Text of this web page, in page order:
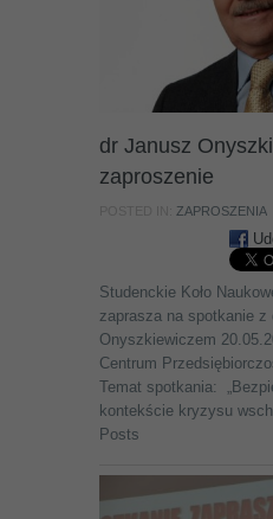
dr Janusz
zaproszenie
ZAPROSZENIA
Studenckie Koło
zaprasza na spotkanie z
Onyszkiewiczem
Centrum
Temat spotkania:
kontekście kryzysu
Posts